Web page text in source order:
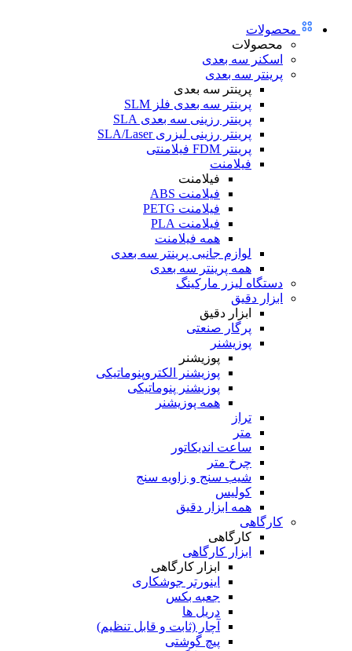
محصولات
محصولات
اسکنر سه بعدی
پرینتر سه بعدی
پرینتر سه بعدی
پرینتر سه بعدی فلز SLM
پرینتر رزینی سه بعدی SLA
پرینتر رزینی لیزری SLA/Laser
پرینتر FDM فیلامنتی
فیلامنت
فیلامنت
فیلامنت ABS
فیلامنت PETG
فیلامنت PLA
همه فیلامنت
لوازم جانبی پرینتر سه بعدی
همه پرینتر سه بعدی
دستگاه لیزر مارکینگ
ابزار دقیق
ابزار دقیق
پرگار صنعتی
پوزیشنر
پوزیشنر
پوزیشنر الکتروپنوماتیکی
پوزیشنر پنوماتیکی
همه پوزیشنر
تراز
متر
ساعت اندیکاتور
چرخ متر
شیب سنج و زاویه سنج
کولیس
همه ابزار دقیق
کارگاهی
کارگاهی
ابزار کارگاهی
ابزار کارگاهی
اینورتر جوشکاری
جعبه بکس
دریل ها
آچار (ثابت و قابل تنظیم)
پیچ گوشتی